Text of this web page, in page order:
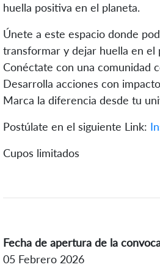
huella positiva en el planeta.
Únete a este espacio donde
transformar y dejar huella en el
Conéctate con una comunidad
Desarrolla acciones con
Marca la diferencia desde tu
Postúlate en el siguiente Link:
Cupos limitados
Fecha de apertura de la
05 Febrero 2026